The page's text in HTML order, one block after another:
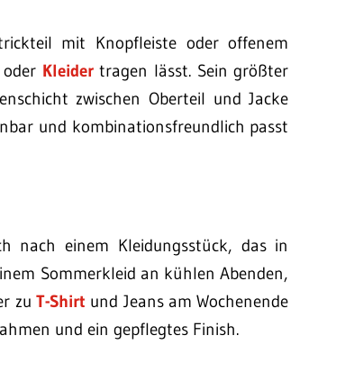
mit Knopfleiste oder offenem
Kleidertragen lässt. Sein größter
zwischen Oberteil und Jacke
und kombinationsfreundlich passt
nach einem Kleidungsstück, das in
Sommerkleid an kühlen Abenden,
zuT-Shirt und Jeans am Wochenende
und ein gepflegtes Finish.